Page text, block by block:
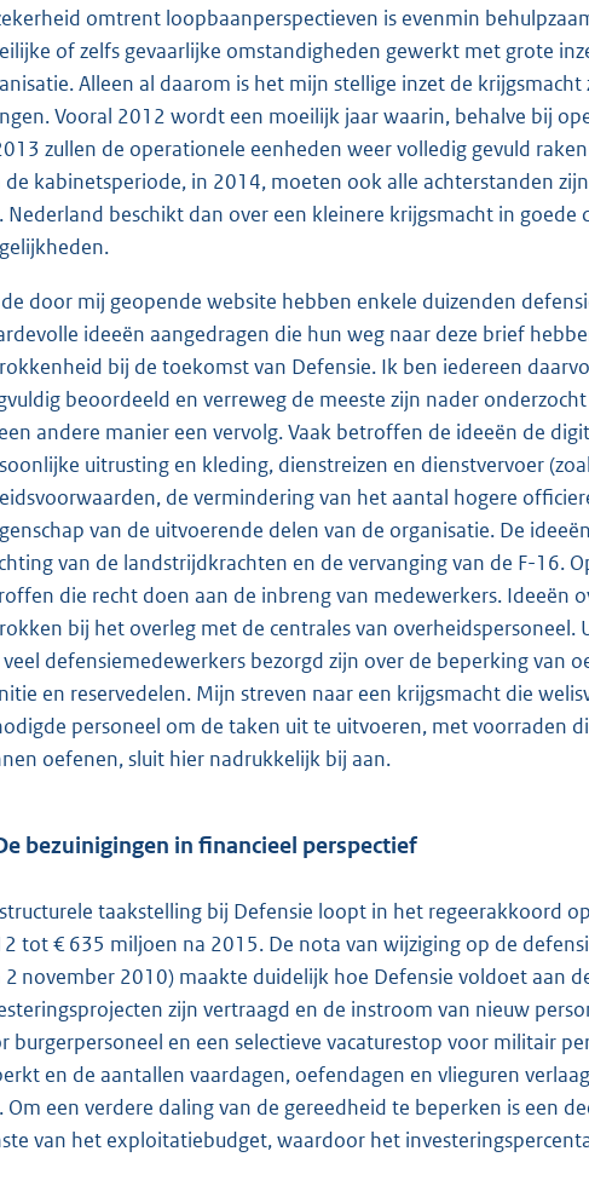
omtrent loopbaanperspectieven is evenmin
of zelfs gevaarlijke omstandigheden gewerkt met grote
Alleen al daarom is het mijn stellige inzet de
Vooral 2012 wordt een moeilijk jaar waarin, behalve bij
zullen de operationele eenheden weer volledig gevuld
de kabinetsperiode, in 2014, moeten ook alle achterstanden
Nederland beschikt dan over een kleinere krijgsmacht in
door mij geopende website hebben enkele duizenden
ideeën aangedragen die hun weg naar deze brief
bij de toekomst van Defensie. Ik ben iedereen
beoordeeld en verreweg de meeste zijn nader
andere manier een vervolg. Vaak betroffen de ideeën de
uitrusting en kleding, dienstreizen en dienstvervoer
de vermindering van het aantal hogere
van de uitvoerende delen van de organisatie. De
van de landstrijdkrachten en de vervanging van de F-16.
die recht doen aan de inbreng van medewerkers. Ideeën
bij het overleg met de centrales van overheidspersoneel.
defensiemedewerkers bezorgd zijn over de beperking van
en reservedelen. Mijn streven naar een krijgsmacht die
personeel om de taken uit te uitvoeren, met voorraden
oefenen, sluit hier nadrukkelijk bij aan.
bezuinigingen in financieel perspectief
taakstelling bij Defensie loopt in het regeerakkoord
tot € 635 miljoen na 2015. De nota van wijziging op de
2 november 2010) maakte duidelijk hoe Defensie voldoet aan
zijn vertraagd en de instroom van nieuw
burgerpersoneel en een selectieve vacaturestop voor militair
en de aantallen vaardagen, oefendagen en vlieguren
Om een verdere daling van de gereedheid te beperken is een
van het exploitatiebudget, waardoor het